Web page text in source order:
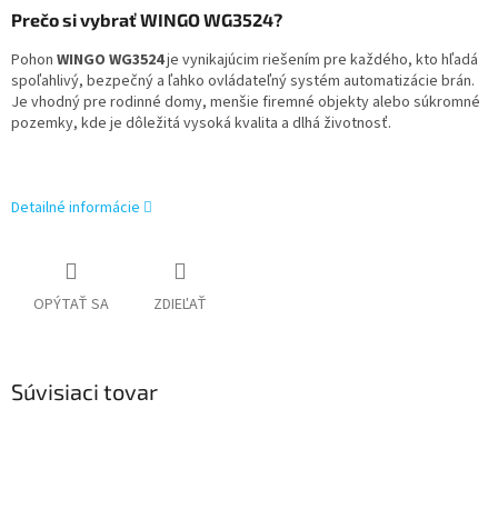
Prečo si vybrať WINGO WG3524?
Pohon WINGO WG3524je vynikajúcim riešením pre každého, kto hľadá
spoľahlivý, bezpečný a ľahko ovládateľný systém automatizácie brán.
Je vhodný pre rodinné domy, menšie firemné objekty alebo súkromné
pozemky, kde je dôležitá vysoká kvalita a dlhá životnosť.
Detailné informácie
OPÝTAŤ SA ZDIEĽAŤ
Súvisiaci tovar